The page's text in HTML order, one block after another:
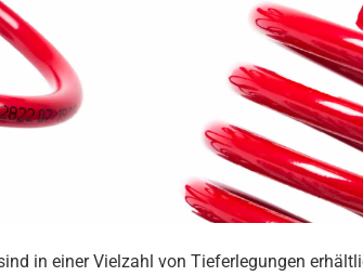
in einer Vielzahl von Tieferlegungen